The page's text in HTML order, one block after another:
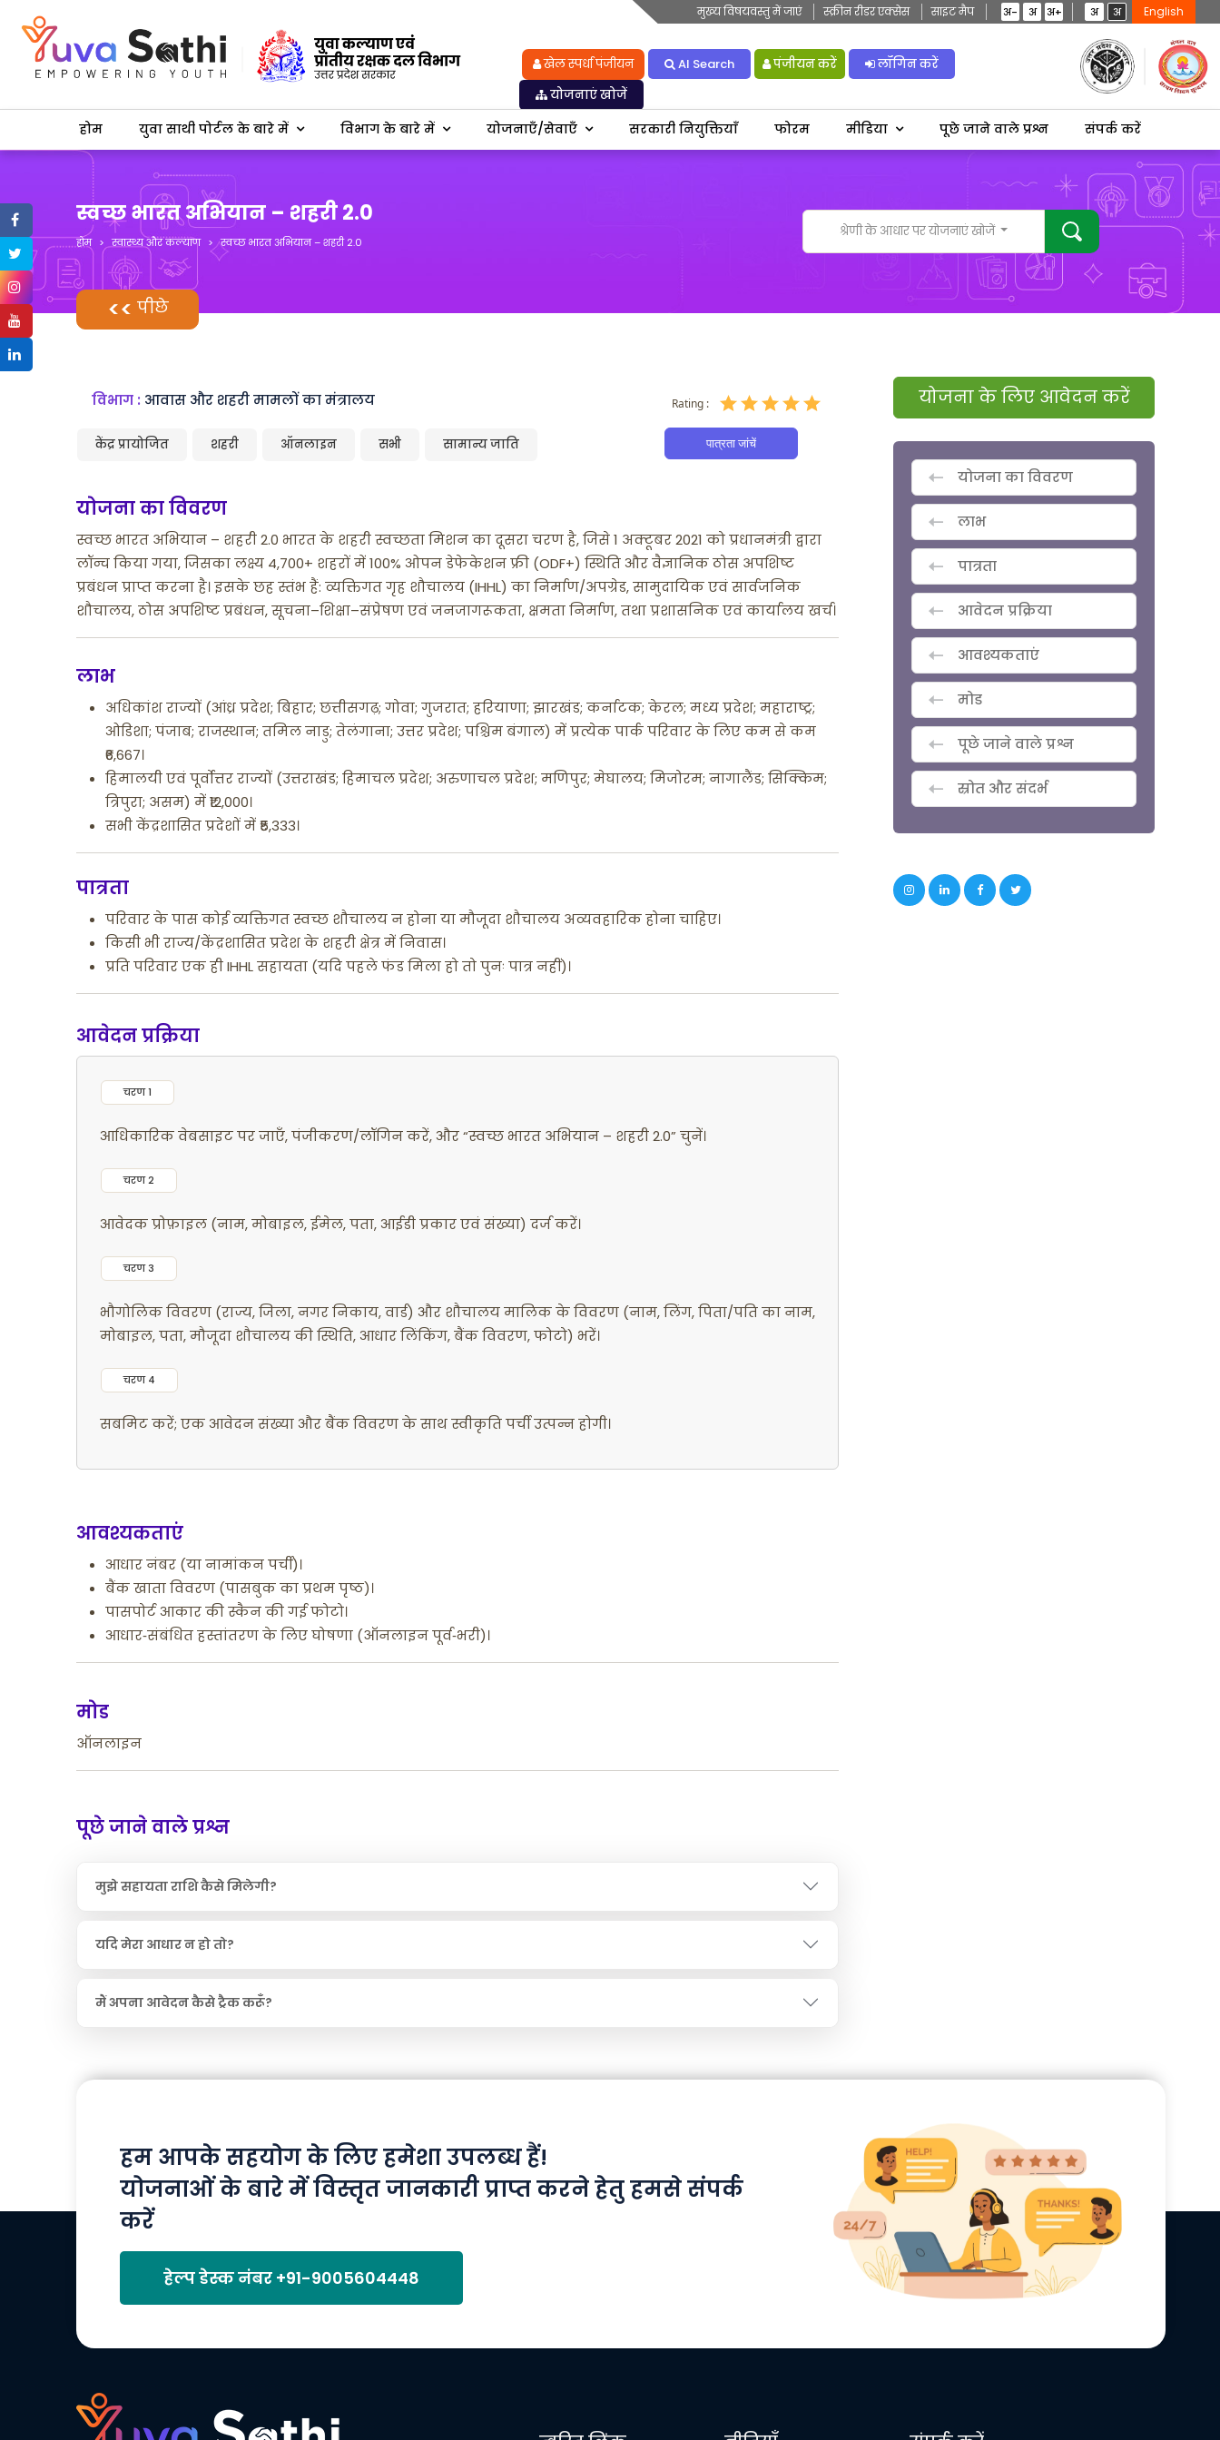
मुख्य विषयवस्तु में जाएं स्क्रीन रीडर एक्सेस साइट मैप अ- अ अ+ अ अ English
खेल स्पर्धा पंजीयन AI Search पंजीयन करें
लॉगिन करें
योजनाएं खोजें
होम युवा साथी पोर्टल के बारे में विभाग के बारे में योजनाएँ/सेवाएँ सरकारी नियुक्तियाँ फोरम मीडिया पूछे जाने वाले प्रश्न संपर्क करें
स्वच्छ भारत अभियान – शहरी 2.0
होम स्वास्थ्य और कल्याण स्वच्छ भारत अभियान – शहरी 2.0
श्रेणी के आधार पर योजनाएं खोजें
पीछे
विभाग : आवास और शहरी मामलों का मंत्रालय
केंद्र प्रायोजित शहरी ऑनलाइन सभी सामान्य जाति
Rating :
पात्रता जांचें
योजना का विवरण
स्वच्छ भारत अभियान – शहरी 2.0 भारत के शहरी स्वच्छता मिशन का दूसरा चरण है, जिसे 1 अक्टूबर 2021 को प्रधानमंत्री द्वारा
लॉन्च किया गया, जिसका लक्ष्य 4,700+ शहरों में 100% ओपन डेफेकेशन फ्री (ODF+) स्थिति और वैज्ञानिक ठोस अपशिष्ट
प्रबंधन प्राप्त करना है। इसके छह स्तंभ हैं: व्यक्तिगत गृह शौचालय (IHHL) का निर्माण/अपग्रेड, सामुदायिक एवं सार्वजनिक
शौचालय, ठोस अपशिष्ट प्रबंधन, सूचना–शिक्षा–संप्रेषण एवं जनजागरूकता, क्षमता निर्माण, तथा प्रशासनिक एवं कार्यालय खर्च।
लाभ
अधिकांश राज्यों (आंध्र प्रदेश; बिहार; छत्तीसगढ़; गोवा; गुजरात; हरियाणा; झारखंड; कर्नाटक; केरल; मध्य प्रदेश; महाराष्ट्र;
ओडिशा; पंजाब; राजस्थान; तमिल नाडु; तेलंगाना; उत्तर प्रदेश; पश्चिम बंगाल) में प्रत्येक पार्क परिवार के लिए कम से कम
₹6,667।
हिमालयी एवं पूर्वोत्तर राज्यों (उत्तराखंड; हिमाचल प्रदेश; अरुणाचल प्रदेश; मणिपुर; मेघालय; मिजोरम; नागालैंड; सिक्किम;
त्रिपुरा; असम) में ₹12,000।
सभी केंद्रशासित प्रदेशों में ₹5,333।
पात्रता
परिवार के पास कोई व्यक्तिगत स्वच्छ शौचालय न होना या मौजूदा शौचालय अव्यवहारिक होना चाहिए।
किसी भी राज्य/केंद्रशासित प्रदेश के शहरी क्षेत्र में निवास।
प्रति परिवार एक ही IHHL सहायता (यदि पहले फंड मिला हो तो पुनः पात्र नहीं)।
आवेदन प्रक्रिया
चरण 1
आधिकारिक वेबसाइट पर जाएँ, पंजीकरण/लॉगिन करें, और “स्वच्छ भारत अभियान – शहरी 2.0” चुनें।
चरण 2
आवेदक प्रोफ़ाइल (नाम, मोबाइल, ईमेल, पता, आईडी प्रकार एवं संख्या) दर्ज करें।
चरण 3
भौगोलिक विवरण (राज्य, जिला, नगर निकाय, वार्ड) और शौचालय मालिक के विवरण (नाम, लिंग, पिता/पति का नाम,
मोबाइल, पता, मौजूदा शौचालय की स्थिति, आधार लिंकिंग, बैंक विवरण, फोटो) भरें।
चरण 4
सबमिट करें; एक आवेदन संख्या और बैंक विवरण के साथ स्वीकृति पर्ची उत्पन्न होगी।
आवश्यकताएं
आधार नंबर (या नामांकन पर्ची)।
बैंक खाता विवरण (पासबुक का प्रथम पृष्ठ)।
पासपोर्ट आकार की स्कैन की गई फोटो।
आधार‑संबंधित हस्तांतरण के लिए घोषणा (ऑनलाइन पूर्व‑भरी)।
मोड
ऑनलाइन
पूछे जाने वाले प्रश्न
मुझे सहायता राशि कैसे मिलेगी?
यदि मेरा आधार न हो तो?
मैं अपना आवेदन कैसे ट्रैक करूँ?
योजना के लिए आवेदन करें
योजना का विवरण
लाभ
पात्रता
आवेदन प्रक्रिया
आवश्यकताएं
मोड
पूछे जाने वाले प्रश्न
स्रोत और संदर्भ
हम आपके सहयोग के लिए हमेशा उपलब्ध हैं!
योजनाओं के बारे में विस्तृत जानकारी प्राप्त करने हेतु हमसे संपर्क
करें
हेल्प डेस्क नंबर +91-9005604448